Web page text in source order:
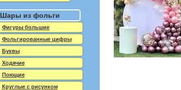
Шары из фольги
Фигуры большие
Фольгированные цифры
Буквы
Ходячие
Поющие
Круглые с рисунком